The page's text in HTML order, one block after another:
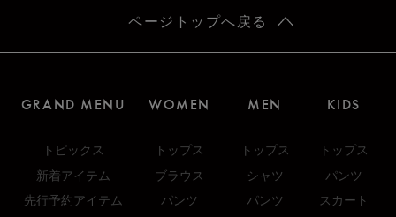
ページトップへ戻る
GRAND MENU
トピックス
新着アイテム
先行予約アイテム
WOMEN
トップス
ブラウス
パンツ
MEN
トップス
シャツ
パンツ
KIDS
トップス
パンツ
スカート